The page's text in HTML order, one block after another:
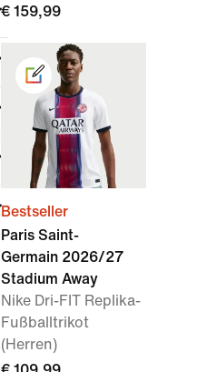
€ 159,99
Bestseller
Paris Saint-
Germain 2026/27
Stadium Away
Nike Dri-FIT Replika-
Fußballtrikot
(Herren)